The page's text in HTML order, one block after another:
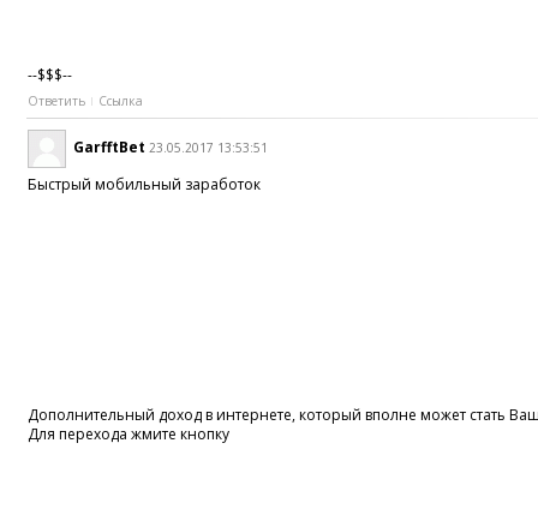
--$$$--
Ответить Ссылка
GarfftBet 23.05.2017 13:53:51
Быстрый мобильный заработок
Дополнительный доход в интернете, который вполне может стать
Для перехода жмите кнопку